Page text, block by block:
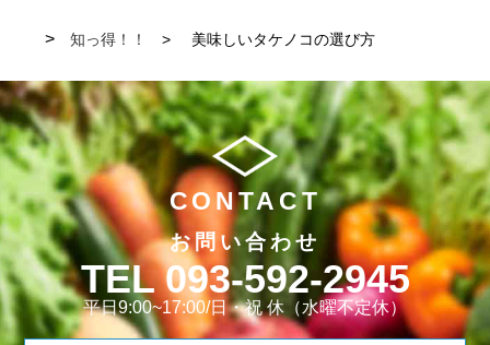
知っ得！！ 美味しいタケノコの選び方
CONTACT
お問い合わせ
093-592-2945
平日9:00~17:00/日・祝 休（水曜不定休）